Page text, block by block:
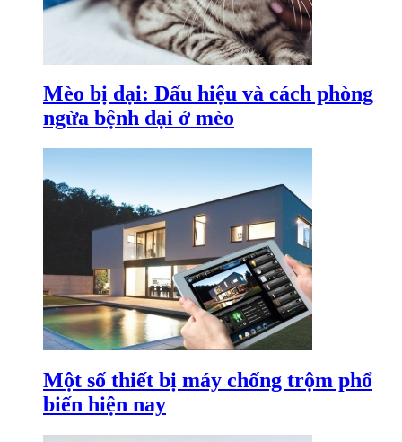
Mèo bị dại: Dấu hiệu và cách phòng
ngừa bệnh dại ở mèo
Một số thiết bị máy chống trộm phổ
biến hiện nay